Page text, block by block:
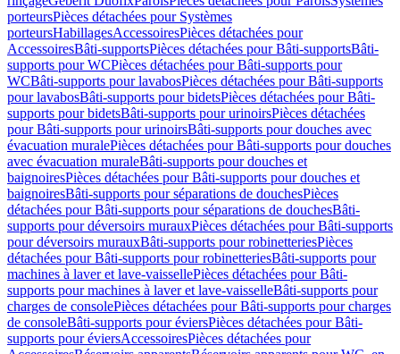
porteursPièces détachées pour Systèmes
porteursHabillagesAccessoiresPièces détachées pour
AccessoiresBâti-supportsPièces détachées pour Bâti-supportsBâti-
supports pour WCPièces détachées pour Bâti-supports pour
WCBâti-supports pour lavabosPièces détachées pour Bâti-supports
pour lavabosBâti-supports pour bidetsPièces détachées pour Bâti-
supports pour bidetsBâti-supports pour urinoirsPièces détachées
pour Bâti-supports pour urinoirsBâti-supports pour douches avec
évacuation muralePièces détachées pour Bâti-supports pour douches
avec évacuation muraleBâti-supports pour douches et
baignoiresPièces détachées pour Bâti-supports pour douches et
baignoiresBâti-supports pour séparations de douchesPièces
détachées pour Bâti-supports pour séparations de douchesBâti-
supports pour déversoirs murauxPièces détachées pour Bâti-supports
pour déversoirs murauxBâti-supports pour robinetteriesPièces
détachées pour Bâti-supports pour robinetteriesBâti-supports pour
machines à laver et lave-vaissellePièces détachées pour Bâti-
supports pour machines à laver et lave-vaisselleBâti-supports pour
charges de consolePièces détachées pour Bâti-supports pour charges
de consoleBâti-supports pour éviersPièces détachées pour Bâti-
supports pour éviersAccessoiresPièces détachées pour